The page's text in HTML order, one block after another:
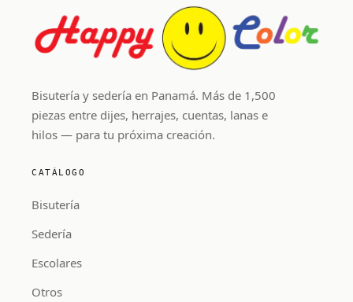
Bisutería y sedería en Panamá. Más de 1,500
piezas entre dijes, herrajes, cuentas, lanas e
hilos — para tu próxima creación.
CATÁLOGO
Bisutería
Sedería
Escolares
Otros